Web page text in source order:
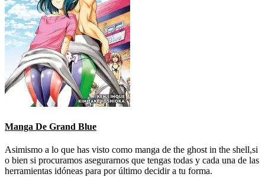
Manga De Grand Blue
Asimismo a lo que has visto como manga de the ghost in the shell,si
o bien si procuramos asegurarnos que tengas todas y cada una de las
herramientas idóneas para por último decidir a tu forma.